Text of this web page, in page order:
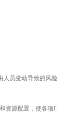
员变动导致的风险
源配置，使各项